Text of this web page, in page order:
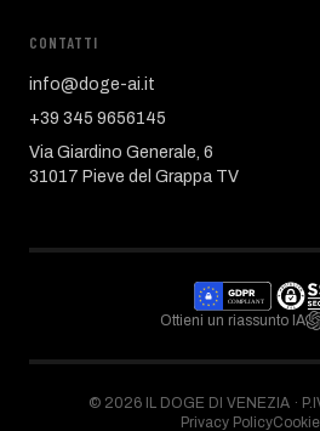
CONTATTI
info@doge-ai.it
+39 345 9656145
Via Giardino Generale, 6
31017 Pieve del Grappa TV
Ottieni un riassunto IA
© 2026 IL DOGE DI VENEZIA ·
Privacy Policy